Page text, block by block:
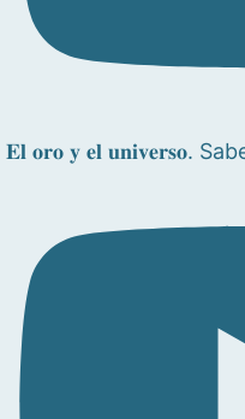
𝐄𝐥 𝐨𝐫𝐨 𝐲 𝐞𝐥 𝐮𝐧𝐢𝐯𝐞𝐫𝐬𝐨.